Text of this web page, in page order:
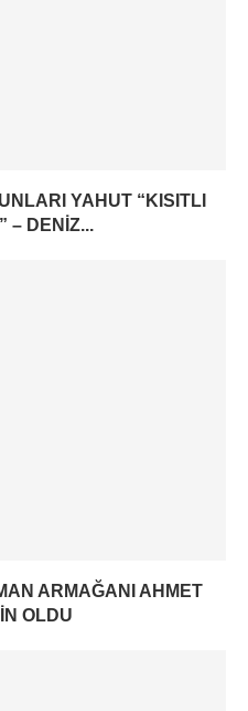
YAHUT “KISITLI
– DENIZ...
ARMAĞANI AHMET
OLDU